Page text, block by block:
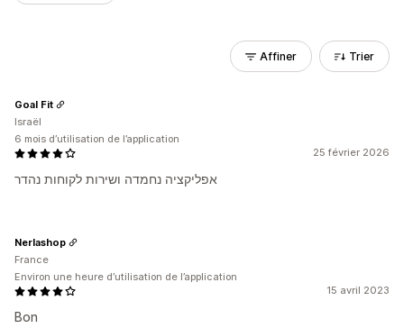
Affiner Trier
25 février 2026
אפליקציה נחמדה ושירות לקוחות נהדר
Goal Fit
Israël
6 mois d’utilisation de l’application
15 avril 2023
Bon
Nerlashop
France
Environ une heure d’utilisation de l’application